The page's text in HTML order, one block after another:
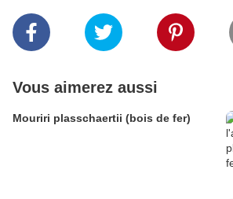
Vous aimerez aussi
Mouriri plasschaertii (bois de fer)